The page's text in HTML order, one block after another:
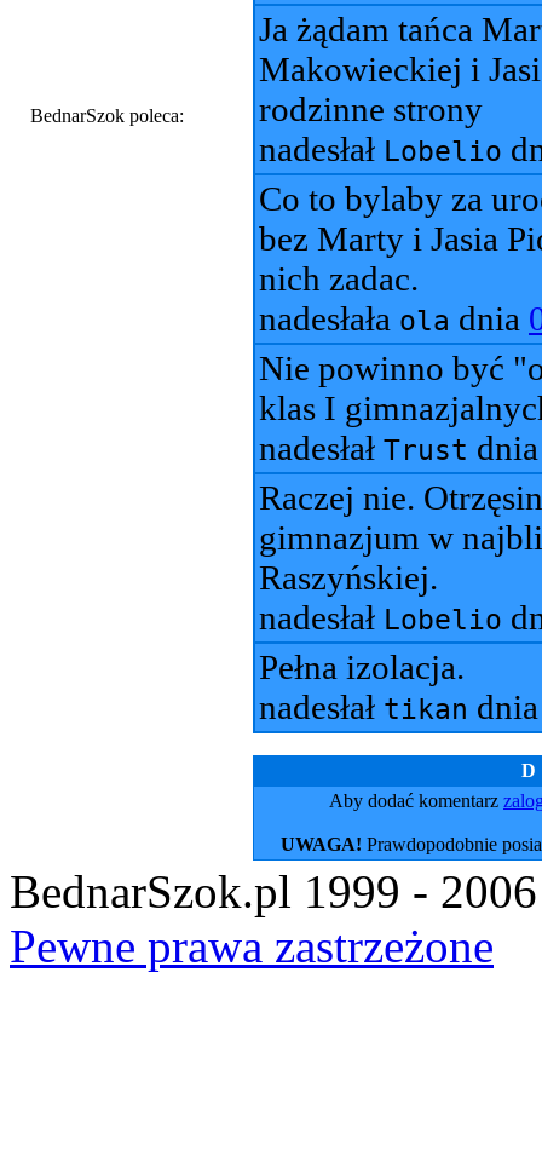
BednarSzok poleca:
Ja żądam tańca
Makowieckiej i
rodzinne strony
nadesłał Lobelio
Co to bylaby za
bez Marty i Jasia
nich zadac.
nadesłała ola dnia
Nie powinno być
klas I
nadesłał Trust
Raczej nie.
gimnazjum w
Raszyńskiej.
nadesłał Lobelio
Pełna izolacja.
nadesłał tikan
Aby dodać komentarz
UWAGA! Prawdopodobnie
BednarSzok.pl 1999 - 2006
Pewne prawa zastrzeżone